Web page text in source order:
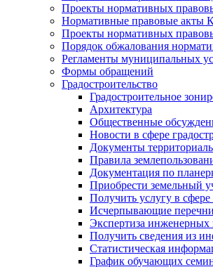
Проекты нормативных
Нормативные правовые акты
Проекты нормативных
Порядок обжалования
Регламенты муниципальных
Формы обращений
Градостроительство
Градостроительное
Архитектура
Общественные
Новости в сфере
Документы
Правила
Документация по
Приобрести земельный
Получить услугу в сфере
Исчерпывающие перечни
Экспертиза инженерных
Получить сведения из
Статистическая
График обучающих